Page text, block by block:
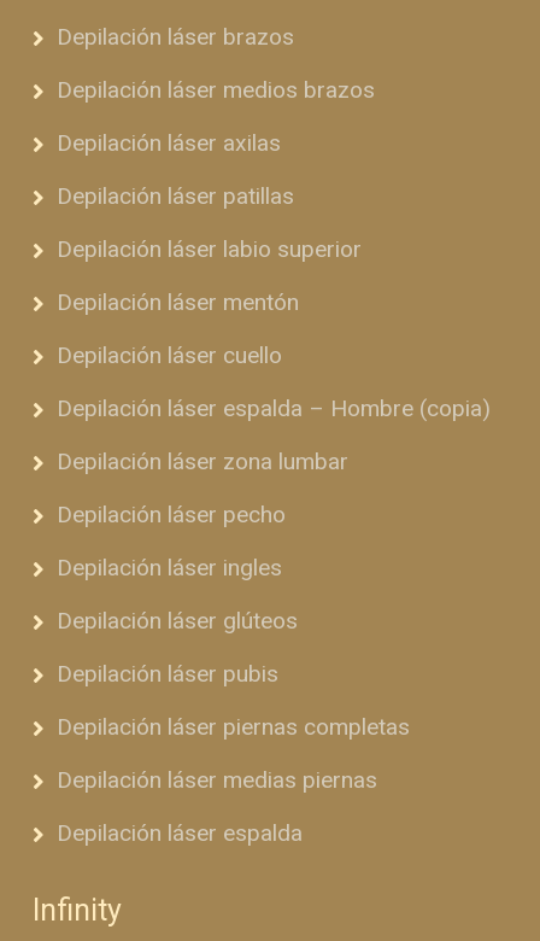
Depilación láser brazos
Depilación láser medios brazos
Depilación láser axilas
Depilación láser patillas
Depilación láser labio superior
Depilación láser mentón
Depilación láser cuello
Depilación láser espalda – Hombre (copia)
Depilación láser zona lumbar
Depilación láser pecho
Depilación láser ingles
Depilación láser glúteos
Depilación láser pubis
Depilación láser piernas completas
Depilación láser medias piernas
Depilación láser espalda
Infinity